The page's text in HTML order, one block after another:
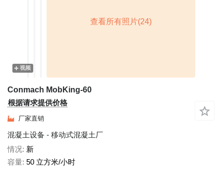
视频
Conmach MobKing-60
根据请求提供价格
厂家直销
混凝土设备 - 移动式混凝土厂
情况 新
容量 50 立方米/小时